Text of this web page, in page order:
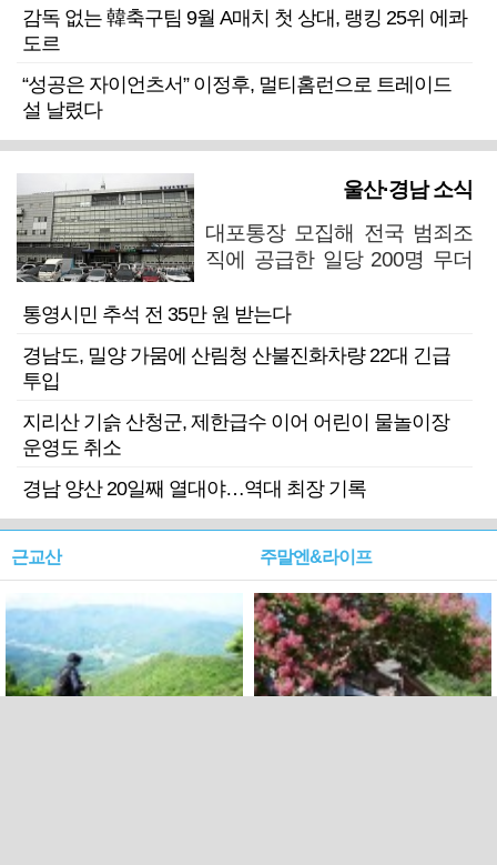
감독 없는 韓축구팀 9월 A매치 첫 상대, 랭킹 25위 에콰
도르
“성공은 자이언츠서” 이정후, 멀티홈런으로 트레이드
설 날렸다
울산·경남 소식
대포통장 모집해 전국 범죄조
직에 공급한 일당 200명 무더
통영시민 추석 전 35만 원 받는다
경남도, 밀양 가뭄에 산림청 산불진화차량 22대 긴급
투입
지리산 기슭 산청군, 제한급수 이어 어린이 물놀이장
운영도 취소
경남 양산 20일째 열대야…역대 최장 기록
근교산 주말엔&라이프